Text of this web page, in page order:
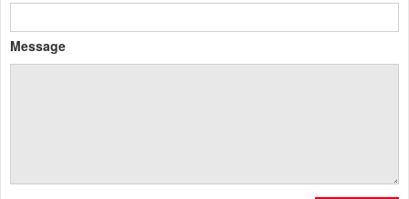
Message